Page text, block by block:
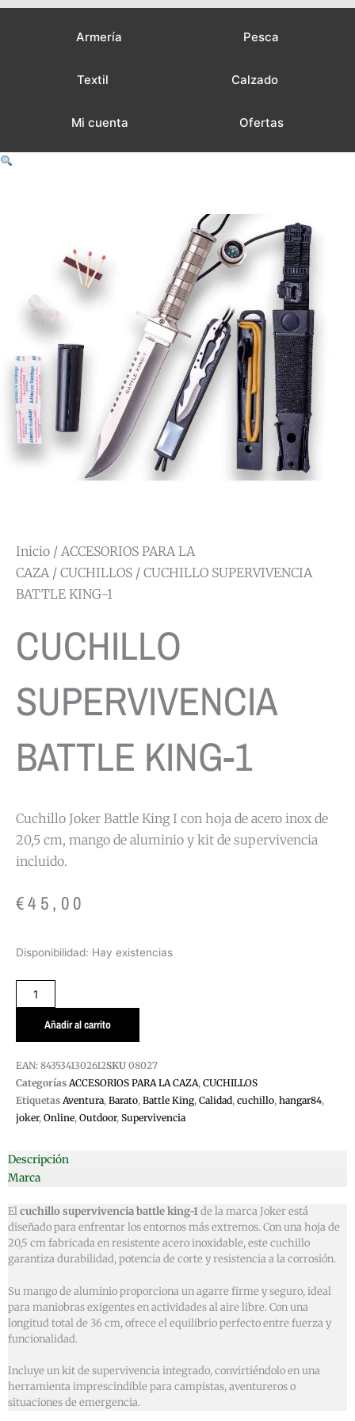
Armería Pesca
Textil Calzado
Mi cuenta Ofertas
Inicio / ACCESORIOS PARA LA
CAZA/ CUCHILLOS / CUCHILLO SUPERVIVENCIA
BATTLE KING-1
CUCHILLO
SUPERVIVENCIA
BATTLE KING-1
Cuchillo Joker Battle King I con hoja de acero inox de
20,5 cm, mango de aluminio y kit de supervivencia
incluido.
€45,00
Disponibilidad: Hay existencias
CUCHILLO
KING-
cantidad
Añadir al carrito
EAN: 8435341302612SKU 08027
Categorías ACCESORIOS PARA LA CAZA, CUCHILLOS
Etiquetas Aventura, Barato, Battle King, Calidad, cuchillo, hangar84,
joker, Online, Outdoor, Supervivencia
Descripción
Marca
Elcuchillo supervivencia battle king-1de la marca Joker está
diseñado para enfrentar los entornos más extremos. Con una hoja de
20,5 cm fabricada en resistente acero inoxidable, este cuchillo
garantiza durabilidad, potencia de corte y resistencia a la corrosión.
Su mango de aluminio proporciona un agarre firme y seguro, ideal
para maniobras exigentes en actividades al aire libre. Con una
longitud total de 36 cm, ofrece el equilibrio perfecto entre fuerza y
funcionalidad.
Incluye un kit de supervivencia integrado, convirtiéndolo en una
herramienta imprescindible para campistas, aventureros o
situaciones de emergencia.